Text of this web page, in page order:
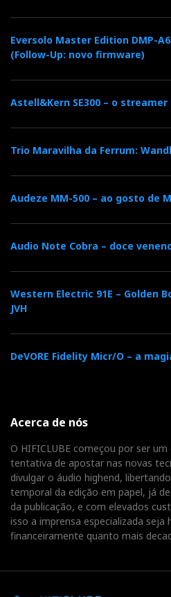
Eversolo Master Edition DMP-
(Follow-Up: novo firmware)
Astell&Kern SE300 – o
Trio Maravilha da Ferrum:
Audeze MM-500 – ao gosto de
Audio Note Cobra – doce
Western Electric 91E – Golden
JVH
DeVORE Fidelity Micr/O – a
Acerca de nós
O HIFICLUBE começou por ser
tentativa de apostar nas novas
divulgar o áudio highend,
temporal da edição em papel, já
da publicação, e com elevados
isso a imprensa especializada
financeiramente quanto mais